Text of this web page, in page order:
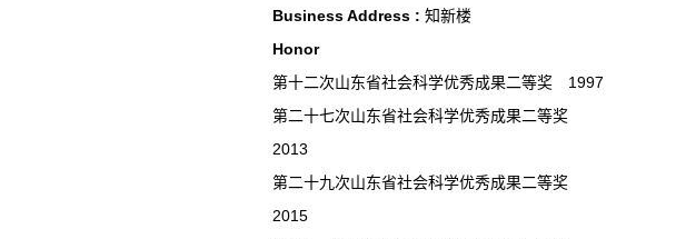
Business Address : 知新楼
Honor
第十二次山东省社会科学优秀成果二等奖 1997
第二十七次山东省社会科学优秀成果二等奖
2013
第二十九次山东省社会科学优秀成果二等奖
2015